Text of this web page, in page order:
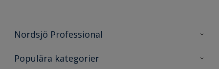
Nordsjö Professional
Kontakta oss
Populära kategorier